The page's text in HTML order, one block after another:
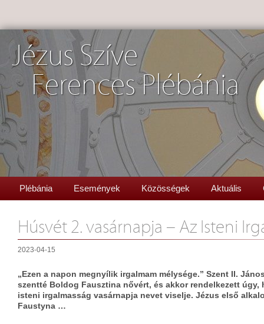
Jézus Szíve
Ferences Plébánia
Plébánia Események Közösségek Aktuális
Húsvét 2. vasárnapja – Az Isteni
2023-04-15
„Ezen a napon megnyílik irgalmam mélysége.” Szent II.
szentté Boldog Fausztina nővért, és akkor rendelkezett
isteni irgalmasság vasárnapja nevet viselje. Jézus első
Faustyna …